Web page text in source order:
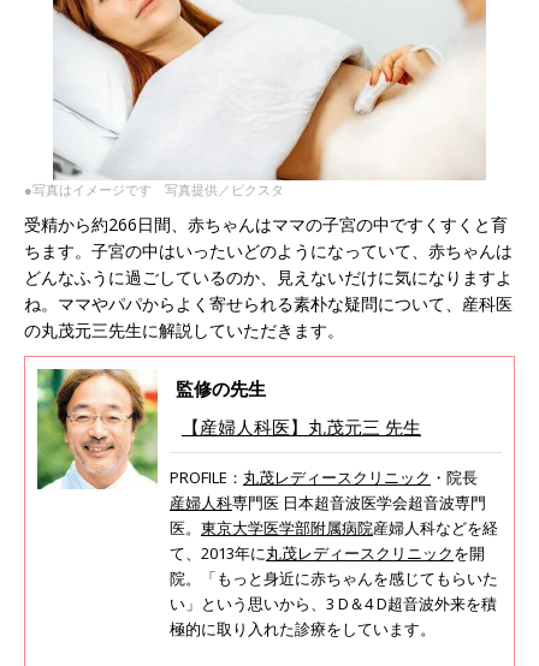
●写真はイメージです 写真提供／ピクスタ
受精から約266日間、赤ちゃんはママの子宮の中ですくすくと育
ちます。子宮の中はいったいどのようになっていて、赤ちゃんは
どんなふうに過ごしているのか、見えないだけに気になりますよ
ね。ママやパパからよく寄せられる素朴な疑問について、産科医
の丸茂元三先生に解説していただきます。
監修の先生
【産婦人科医】丸茂元三 先生
PROFILE： 丸茂レディースクリニック ・院長
産婦人科専門医 日本超音波医学会超音波専門
医。 東京大学医学部附属病院産婦人科などを経
て、2013年に丸茂レディースクリニックを開
院。「もっと身近に赤ちゃんを感じてもらいた
い」という思いから、3 D＆4 D超音波外来を積
極的に取り入れた診療をしています。